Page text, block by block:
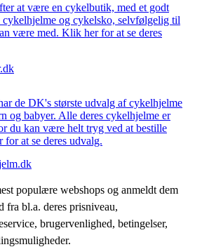
at være en cykelbutik, med et godt
cykelhjelme og cykelsko, selvfølgelig til
være med. Klik her for at se deres
de DK's største udvalg af cykelhjelme
og babyer. Alle deres cykelhjelme er
du kan være helt tryg ved at bestille
at se deres udvalg.
populære webshops og anmeldt dem
fra bl.a. deres prisniveau,
brugervenlighed, betingelser,